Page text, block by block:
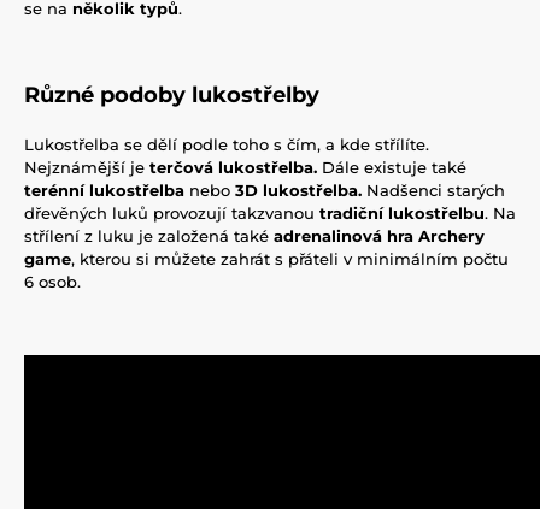
se na několik typů.
Různé podoby lukostřelby
Lukostřelba se dělí podle toho s čím, a kde střílíte.
Nejznámější je terčová lukostřelba. Dále existuje také
terénní lukostřelba nebo 3D lukostřelba. Nadšenci starých
dřevěných luků provozují takzvanou tradiční lukostřelbu. Na
střílení z luku je založená také adrenalinová hra Archery
game, kterou si můžete zahrát s přáteli v minimálním počtu
6 osob.